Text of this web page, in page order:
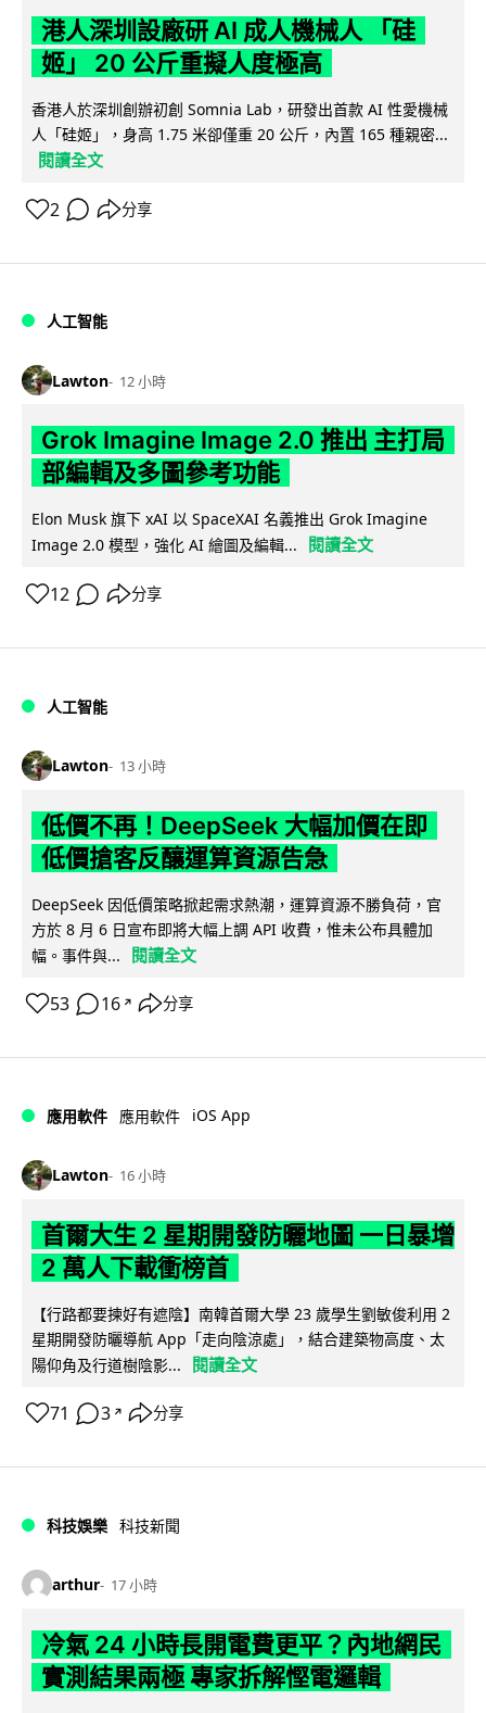
港人深圳設廠研 AI 成人機械人 「硅
姬」 20 公斤重擬人度極高
香港人於深圳創辦初創 Somnia Lab，研發出首款 AI 性愛機械
人「硅姬」，身高 1.75 米卻僅重 20 公斤，內置 165 種親密...
閱讀全文
2 分享
人工智能
Lawton 12 小時
Grok Imagine Image 2.0 推出 主打局
部編輯及多圖參考功能
Elon Musk 旗下 xAI 以 SpaceXAI 名義推出 Grok Imagine
Image 2.0 模型，強化 AI 繪圖及編輯...
閱讀全文
12 分享
人工智能
Lawton 13 小時
低價不再！DeepSeek 大幅加價在即
低價搶客反釀運算資源告急
DeepSeek 因低價策略掀起需求熱潮，運算資源不勝負荷，官
方於 8 月 6 日宣布即將大幅上調 API 收費，惟未公布具體加
幅。事件與...
閱讀全文
53 16 ↗ 分享
應用軟件 應用軟件 iOS App
Lawton 16 小時
首爾大生 2 星期開發防曬地圖 一日暴增
2 萬人下載衝榜首
【行路都要揀好有遮陰】南韓首爾大學 23 歲學生劉敏俊利用 2
星期開發防曬導航 App「走向陰涼處」，結合建築物高度、太
陽仰角及行道樹陰影...
閱讀全文
71 3 ↗ 分享
科技娛樂 科技新聞
arthur 17 小時
冷氣 24 小時長開電費更平？內地網民
實測結果兩極 專家拆解慳電邏輯